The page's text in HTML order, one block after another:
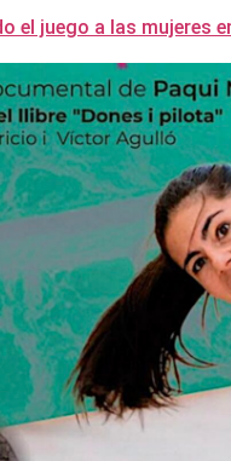
el juego a las mujeres